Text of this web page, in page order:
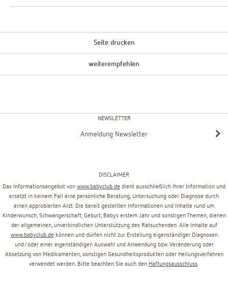
Seite drucken
weiterempfehlen
NEWSLETTER
Anmeldung Newsletter
DISCLAIMER
Das Informationsangebot von www.babyclub.de dient ausschließlich Ihrer Information und
ersetzt in keinem Fall eine persönliche Beratung, Untersuchung oder Diagnose durch
einen approbierten Arzt. Die bereit gestellten Informationen und Inhalte rund um
Kinderwunsch, Schwangerschaft, Geburt, Babys erstem Jahr und sonstigen Themen, dienen
der allgemeinen, unverbindlichen Unterstützung des Ratsuchenden. Alle Inhalte auf
www.babyclub.de können und dürfen nicht zur Erstellung eigenständiger Diagnosen
und/oder einer eigenständigen Auswahl und Anwendung bzw. Veränderung oder
Absetzung von Medikamenten, sonstigen Gesundheitsprodukten oder Heilungsverfahren
verwendet werden. Bitte beachten Sie auch den Haftungsausschluss.